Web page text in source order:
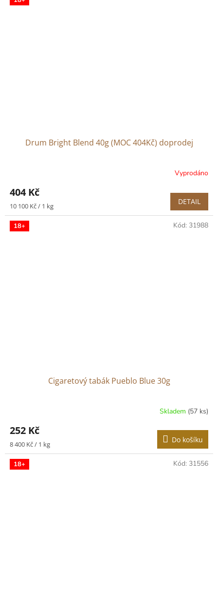
Drum Bright Blend 40g (MOC 404Kč) doprodej
Vyprodáno
404 Kč
Měrná
cena:
10 100 Kč / 1 kg DETAIL
18+
Cigaretový tabák Pueblo Blue 30g
Skladem (57 ks)
252 Kč
Měrná
cena:
8 400 Kč / 1 kg Do košíku
Kód: 31988
18+ Kód: 31556